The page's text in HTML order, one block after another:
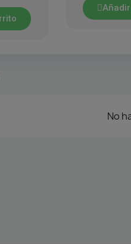
No